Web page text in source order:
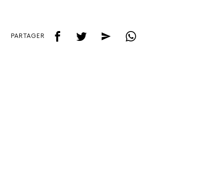
PARTAGER f t e w